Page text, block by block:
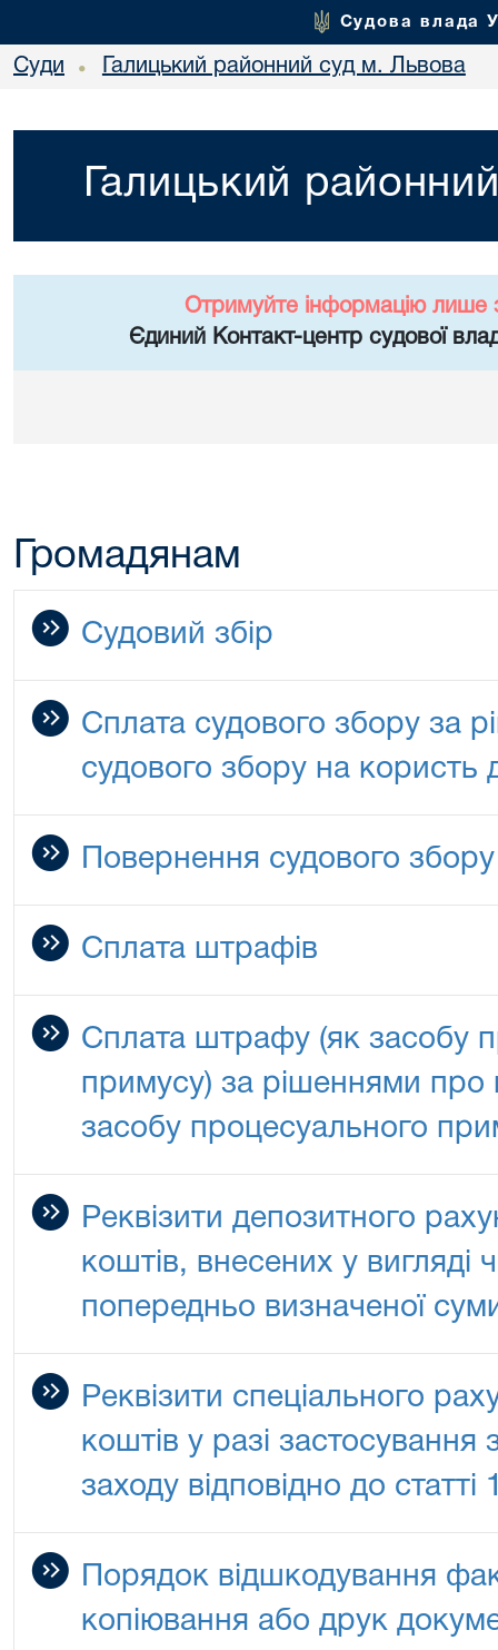
Судова влада
Суди • Галицький районний суд м. Львова
Галицький
Отримуйте інформацію лише
Єдиний Контакт-центр судової
Громадянам
Судовий збір
Сплата судового збору за
судового збору на користь
Повернення судового збору
Сплата штрафів
Сплата штрафу (як засобу
примусу) за рішеннями
засобу процесуального
Реквізити депозитного
коштів, внесених у вигляді
попередньо визначеної
Реквізити спеціального
коштів у разі застосування
заходу відповідно до
Порядок відшкодування
копіювання або друк